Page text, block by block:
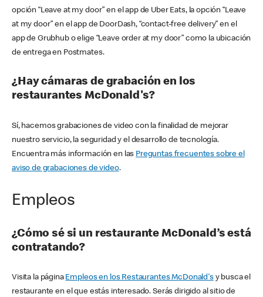
opción “Leave at my door” en el app de Uber Eats, la opción “Leave
at my door” en el app de DoorDash, “contact-free delivery” en el
app de Grubhub o elige “Leave order at my door” como la ubicación
de entrega en Postmates.
¿Hay cámaras de grabación en los
restaurantes McDonald's?
Sí, hacemos grabaciones de video con la finalidad de mejorar
nuestro servicio, la seguridad y el desarrollo de tecnología.
Encuentra más información en las Preguntas frecuentes sobre el
aviso de grabaciones de video.
Empleos
¿Cómo sé si un restaurante McDonald’s está
contratando?
Visita la página Empleos en los Restaurantes McDonald'sy busca el
restaurante en el que estás interesado. Serás dirigido al sitio de